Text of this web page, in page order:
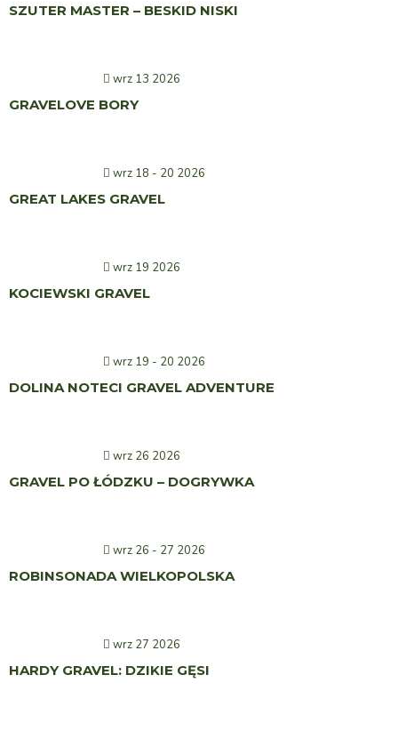
SZUTER MASTER – BESKID NISKI
wrz 13 2026
GRAVELOVE BORY
wrz 18 - 20 2026
GREAT LAKES GRAVEL
wrz 19 2026
KOCIEWSKI GRAVEL
wrz 19 - 20 2026
DOLINA NOTECI GRAVEL ADVENTURE
wrz 26 2026
GRAVEL PO ŁÓDZKU – DOGRYWKA
wrz 26 - 27 2026
ROBINSONADA WIELKOPOLSKA
wrz 27 2026
HARDY GRAVEL: DZIKIE GĘSI